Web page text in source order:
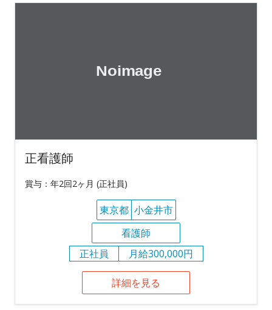
正看護師
賞与：年2回2ヶ月 (正社員)
東京都 小金井市
看護師
正社員
月給300,000円
詳細を見る